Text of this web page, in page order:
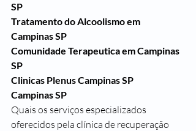
SP
Tratamento do Alcoolismo em
Campinas SP
Comunidade Terapeutica em Campinas
SP
Clinicas Plenus Campinas SP
Campinas SP
Quais os serviços especializados
oferecidos pela clínica de recuperação